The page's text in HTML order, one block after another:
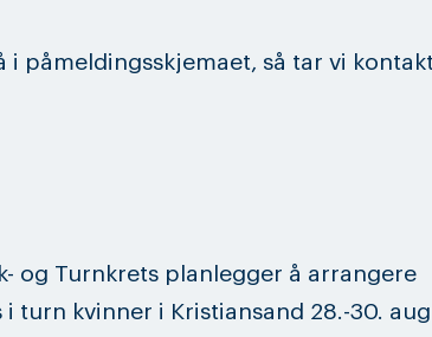
i påmeldingsskjemaet, så tar vi
og Turnkrets planlegger å arrangere
turn kvinner i Kristiansand 28.-30.